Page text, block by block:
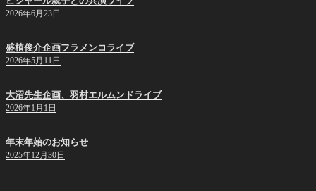
2026年6月23日
盛植俊介企画フラメンコライブ
2026年5月11日
大沼先生企画、羽村エルムンドライブ
2026年1月1日
年末年始のお知らせ
2025年12月30日